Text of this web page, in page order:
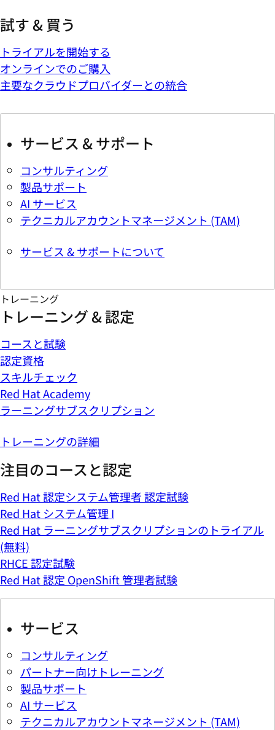
試す & 買う
トライアルを開始する
オンラインでのご購入
主要なクラウドプロバイダーとの統合
サービス & サポート
コンサルティング
製品サポート
AI サービス
テクニカルアカウントマネージメント (TAM)
サービス & サポートについて
トレーニング
トレーニング & 認定
コースと試験
認定資格
スキルチェック
Red Hat Academy
ラーニングサブスクリプション
トレーニングの詳細
注目のコースと認定
Red Hat 認定システム管理者 認定試験
Red Hat システム管理 I
Red Hat ラーニングサブスクリプションのトライアル
(無料)
RHCE 認定試験
Red Hat 認定 OpenShift 管理者試験
サービス
コンサルティング
パートナー向けトレーニング
製品サポート
AI サービス
テクニカルアカウントマネージメント (TAM)